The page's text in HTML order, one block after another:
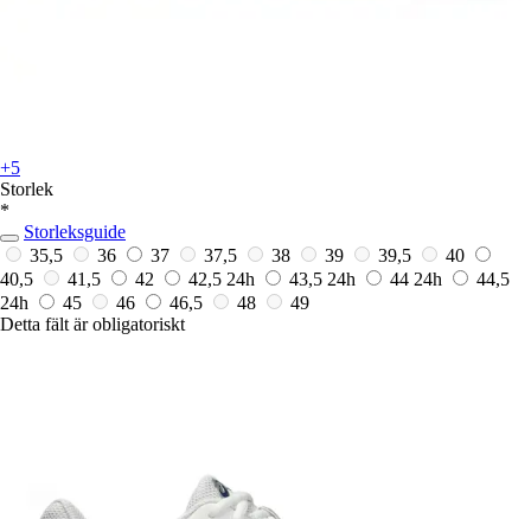
+5
Storlek
*
Storleksguide
35,5
36 37 37,5 38 39 39,5
40
40,5
41,5 42 42,5 24h 43,5 24h 44 24h
44,5
24h
45 46 46,5 48
49
Detta fält är obligatoriskt